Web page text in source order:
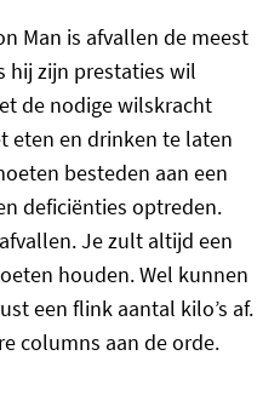
Man is afvallen de meest
hij zijn prestaties wil
de nodige wilskracht
eten en drinken te laten
besteden aan een
deficiënties optreden.
Je zult altijd een
houden. Wel kunnen
een flink aantal kilo’s af.
columns aan de orde.